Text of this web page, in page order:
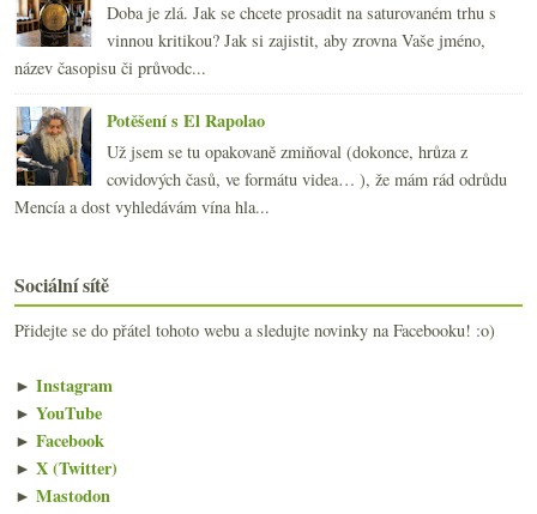
Doba je zlá. Jak se chcete prosadit na saturovaném trhu s
vinnou kritikou? Jak si zajistit, aby zrovna Vaše jméno,
název časopisu či průvodc...
Potěšení s El Rapolao
Už jsem se tu opakovaně zmiňoval (dokonce, hrůza z
covidových časů, ve formátu videa… ), že mám rád odrůdu
Mencía a dost vyhledávám vína hla...
Sociální sítě
Přidejte se do přátel tohoto webu a sledujte novinky na Facebooku! :o)
► Instagram
► YouTube
► Facebook
► X (Twitter)
► Mastodon